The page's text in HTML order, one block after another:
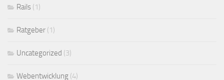
Rails (1)
Ratgeber (1)
Uncategorized (3)
Webentwicklung (4)